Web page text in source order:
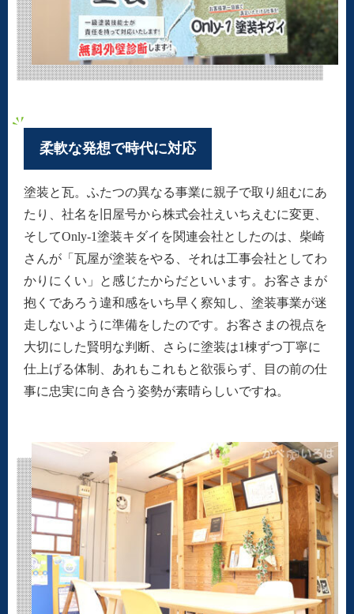
柔軟な発想で時代に対応
塗装と瓦。ふたつの異なる事業に親子で取り組むにあ
たり、社名を旧屋号から株式会社えいちえむに変更、
そしてOnly-1塗装キダイを関連会社としたのは、柴崎
さんが「瓦屋が塗装をやる、それは工事会社としてわ
かりにくい」と感じたからだといいます。お客さまが
抱くであろう違和感をいち早く察知し、塗装事業が迷
走しないように準備をしたのです。お客さまの視点を
大切にした賢明な判断、さらに塗装は1棟ずつ丁寧に
仕上げる体制、あれもこれもと欲張らず、目の前の仕
事に忠実に向き合う姿勢が素晴らしいですね。